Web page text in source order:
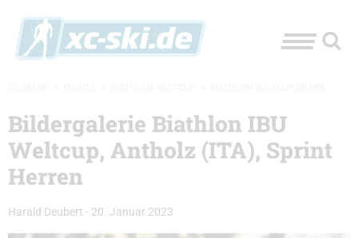
Bildergalerie Biathlon IBU
Weltcup, Antholz (ITA), Sprint
Herren
Harald Deubert - 20. Januar 2023